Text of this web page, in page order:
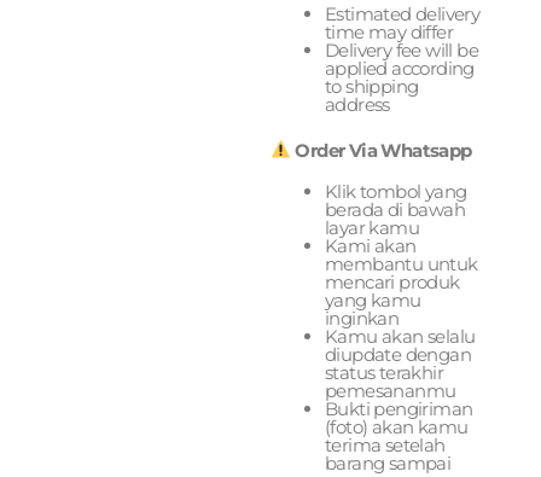
Estimated delivery
time may differ
Delivery fee will be
applied according
to shipping
address
Order Via Whatsapp
Klik tombol yang
berada di bawah
layar kamu
Kami akan
membantu untuk
mencari produk
yang kamu
inginkan
Kamu akan selalu
diupdate dengan
status terakhir
pemesananmu
Bukti pengiriman
(foto) akan kamu
terima setelah
barang sampai